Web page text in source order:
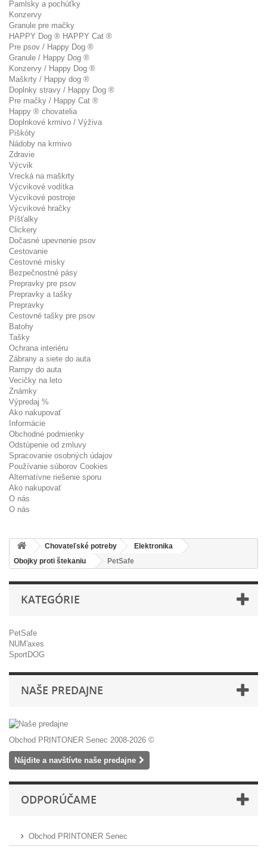
Pamlsky a pochúťky
Konzervy
Granule pre mačky
HAPPY Dog ® HAPPY Cat ®
Pre psov / Happy Dog ®
Granule / Happy Dog ®
Konzervy / Happy Dog ®
Maškrty / Happy dog ®
Doplnky stravy / Happy Dog ®
Pre mačky / Happy Cat ®
Happy ® chovatelia
Doplnkové krmivo / Výživa
Piškóty
Nádoby na krmivo
Zdravie
Výcvik
Vrecká na maškrty
Výcvikové vodítka
Výcvikové postroje
Výcvikové hračky
Píšťalky
Clickery
Dočasné upevnenie psov
Cestovanie
Cestovné misky
Bezpečnostné pásy
Prepravky pre psov
Prepravky a tašky
Prepravky
Cestovné tašky pre psov
Batohy
Tašky
Ochrana interiéru
Zábrany a siete do auta
Rampy do auta
Vecičky na leto
Známky
Výpredaj %
Ako nakupovať
Informácie
Obchodné podmienky
Odstúpenie od zmluvy
Spracovanie osobných údajov
Používanie súborov Cookies
Alternatívne riešenie sporu
Ako nakupovať
O nás
O nás
Chovateľské potreby
Elektronika
Obojky proti štekaniu
PetSafe
KATEGÓRIE
PetSafe
NUM'axes
SportDOG
NAŠE PREDAJNE
Obchod PRINTONER Senec 2008-2026 ©
Nájdite a navštívte naše predajne
ODPORÚČAME
Obchod PRINTONER Senec